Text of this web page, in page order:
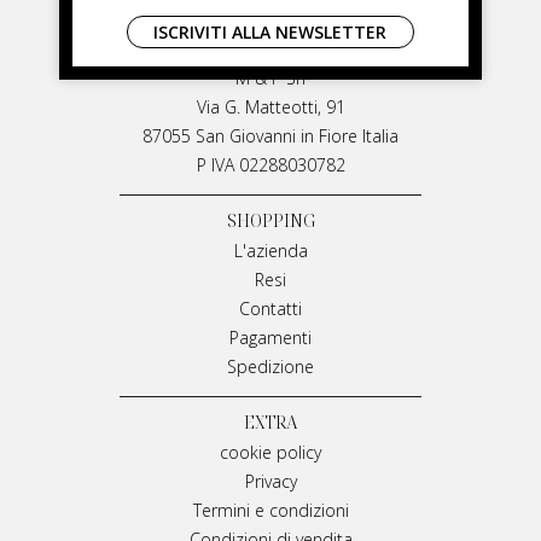
LIVIANA MIRARCHI
M & P Srl
Via G. Matteotti, 91
87055 San Giovanni in Fiore Italia
P IVA 02288030782
SHOPPING
L'azienda
Resi
Contatti
Pagamenti
Spedizione
EXTRA
cookie policy
Privacy
Termini e condizioni
ISCRIVITI ALLA NEWSLETTER